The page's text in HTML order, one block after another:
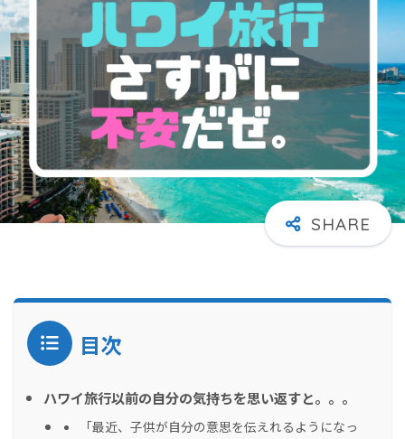
目次
ハワイ旅行以前の自分の気持ちを思い返すと。。。
「最近、子供が自分の意思を伝えれるようになっ